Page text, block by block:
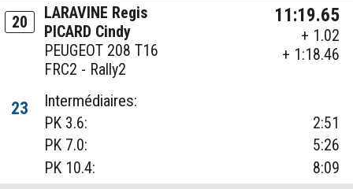
20
LARAVINE Regis
PICARD Cindy
PEUGEOT 208 T16
FRC2 - Rally2
11:19.65
+ 1.02
+ 1:18.46
23
Intermédiaires:
PK 3.6:
2:51
PK 7.0:
5:26
PK 10.4:
8:09